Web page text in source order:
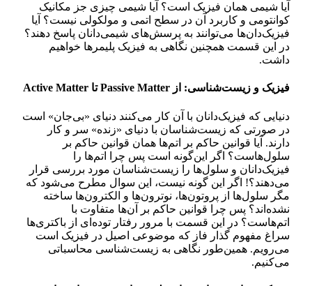
آیا شیمی همان فیزیک است؟ آیا شیمی چیزی جز مکانیک
کوانتومی و کاربرد آن در سطح اتمی و مولکولی نیست؟ آیا
فیزیک‌دان‌ها می‌توانند به پرسش‌های شیمی‌دانان پاسخ دهند؟
در این قسمت همچنین نگاهی به فیزیک پلیمر‌ها خواهیم
داشت.
فیزیک و زیست‌شناسی: از Passive Matter تا Active Matter
دنیایی که فیزیک‌دانان با آن کار می‌کنند دنیای «بی‌جان» است
در صورتی که زیست‌شناسان با دنیای «زنده» سر و کار
دارند. آیا قوانین حاکم بر اتم‌ها همان قوانین حاکم بر
سلول‌هاست؟ اگر این‌گونه است پس چرا اتم‌ها را
فیزیک‌دانان و سلول‌ها را زیست‌شناسان مورد بررسی قرار
می‌دهند؟! اگر این گونه نیست، این سوال مطرح می‌شود که
مگر سلول‌ها از پروتون‌ها، نوترون‌ها و الکترون‌ها ساخته
نشده‌اند؟ پس چرا قوانین حاکم بر آن‌ها متفاوت با
اتم‌هاست؟ در این قسمت با مرور رفتار توده‌ای از باکتری‌ها
سراغ مفهوم گذار فاز که موضوعی اصیل در فیزیک است
می‌رویم. همین‌طور نگاهی به زیست‌شناسی محاسباتی
می‌کنیم.